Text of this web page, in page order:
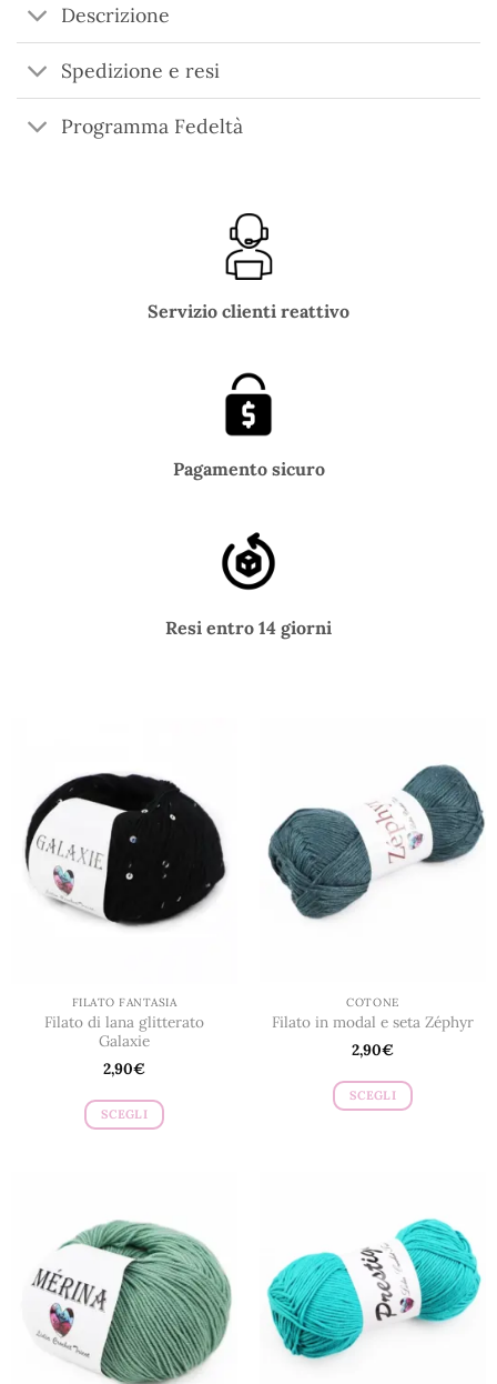
Descrizione
Spedizione e resi
Programma Fedeltà
Servizio clienti reattivo
Pagamento sicuro
Resi entro 14 giorni
FILATO FANTASIA
Filato di lana glitterato
Galaxie
2,90€
SCEGLI
varianti.
Le
opzioni
possono
essere
scelte
nella
COTONE
Filato in modal e seta Zéphyr
2,90€
SCEGLI
varianti.
opzioni
possono
essere
scelte